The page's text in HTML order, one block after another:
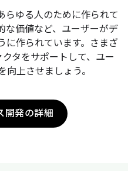
ゆる人のために作られて
な価値など、ユーザーがデ
に作られています。さまざ
タをサポートして、ユー
向上させましょう。
開発の詳細